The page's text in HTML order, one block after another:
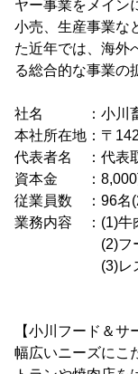
ヤー事業をメイン
小売、生産事業な
た近年では、海外
る総合的な事業の
社名 ：小川畜
本社所在地：〒
代表者名 ：代表
資本金 ：8,000
従業員数 ：96名
業務内容 ：(1)牛
(2)フード
(3)レスト
【小川フード＆サ
幅広いニーズにこ